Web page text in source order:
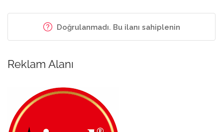
Doğrulanmadı. Bu ilanı sahiplenin
Reklam Alanı